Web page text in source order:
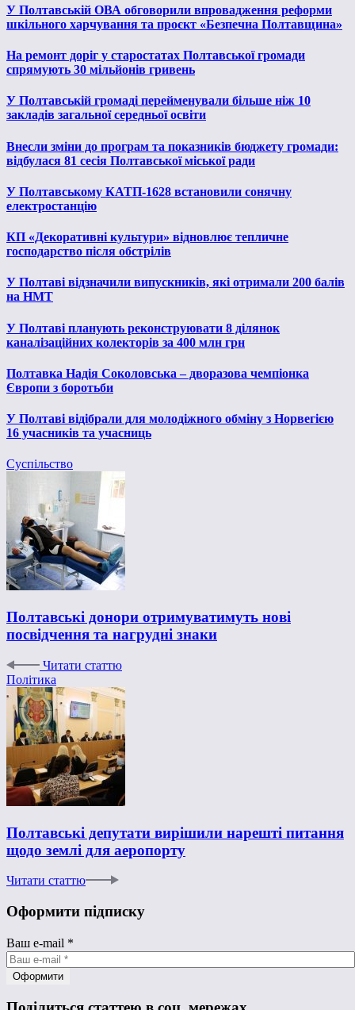
У Полтавській ОВА обговорили впровадження реформи
шкільного харчування та проєкт «Безпечна Полтавщина»
На ремонт доріг у старостатах Полтавської громади
спрямують 30 мільйонів гривень
У Полтавській громаді перейменували більше ніж 10
закладів загальної середньої освіти
Внесли зміни до програм та показників бюджету громади:
відбулася 81 сесія Полтавської міської ради
У Полтавському КАТП-1628 встановили сонячну
електростанцію
КП «Декоративні культури» відновлює тепличне
господарство після обстрілів
У Полтаві відзначили випускників, які отримали 200 балів
на НМТ
У Полтаві планують реконструювати 8 ділянок
каналізаційних колекторів за 400 млн грн
Полтавка Надія Соколовська – дворазова чемпіонка
Європи з боротьби
У Полтаві відібрали для молодіжного обміну з Норвегією
16 учасників та учасниць
Суспільство
Полтавські донори отримуватимуть нові
посвідчення та нагрудні знаки
Читати статтю
Політика
Полтавські депутати вирішили нарешті питання
щодо землі для аеропорту
Читати статтю
Оформити підписку
Ваш e-mail *